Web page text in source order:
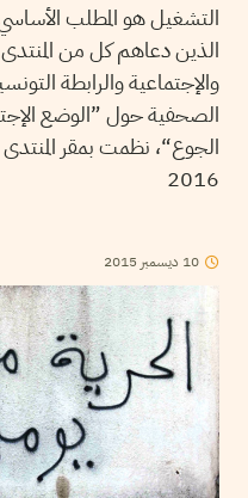
التشغيل هو المطلب
الذين دعاهم كل من
والإجتماعية والرابطة
الصحفية حول ”الوضع
2016
10 ديسمبر 2015